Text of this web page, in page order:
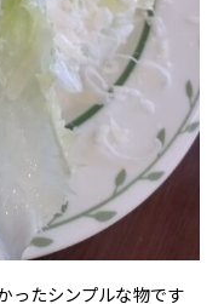
ったシンプルな物です